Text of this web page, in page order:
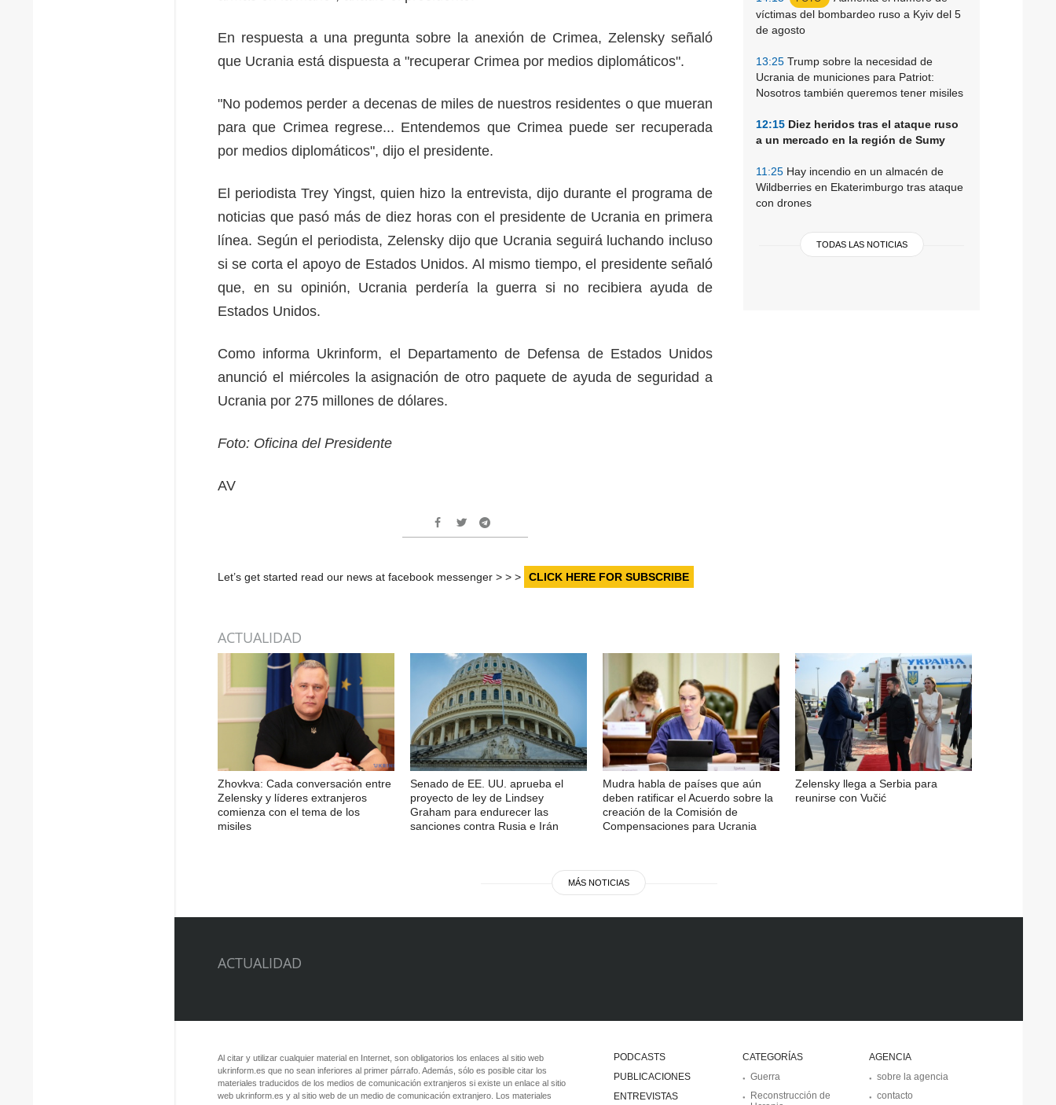
víctimas del bombardeo ruso a Kyiv del 5
de agosto
13:25 Trump sobre la necesidad de
Ucrania de municiones para Patriot:
Nosotros también queremos tener misiles
12:15 Diez heridos tras el ataque ruso
a un mercado en la región de Sumy
11:25 Hay incendio en un almacén de
Wildberries en Ekaterimburgo tras ataque
con drones
TODAS LAS NOTICIAS
En respuesta a una pregunta sobre la anexión de Crimea, Zelensky señaló
que Ucrania está dispuesta a "recuperar Crimea por medios diplomáticos".
"No podemos perder a decenas de miles de nuestros residentes o que mueran
para que Crimea regrese... Entendemos que Crimea puede ser recuperada
por medios diplomáticos", dijo el presidente.
El periodista Trey Yingst, quien hizo la entrevista, dijo durante el programa de
noticias que pasó más de diez horas con el presidente de Ucrania en primera
línea. Según el periodista, Zelensky dijo que Ucrania seguirá luchando incluso
si se corta el apoyo de Estados Unidos. Al mismo tiempo, el presidente señaló
que, en su opinión, Ucrania perdería la guerra si no recibiera ayuda de
Estados Unidos.
Como informa Ukrinform, el Departamento de Defensa de Estados Unidos
anunció el miércoles la asignación de otro paquete de ayuda de seguridad a
Ucrania por 275 millones de dólares.
Foto: Oficina del Presidente
AV
Let’s get started read our news at facebook messenger > > > CLICK HERE FOR SUBSCRIBE
ACTUALIDAD
Zhovkva: Cada conversación entre
Zelensky y líderes extranjeros
comienza con el tema de los
misiles
Senado de EE. UU. aprueba el
proyecto de ley de Lindsey
Graham para endurecer las
sanciones contra Rusia e Irán
Mudra habla de países que aún
deben ratificar el Acuerdo sobre la
creación de la Comisión de
Compensaciones para Ucrania
Zelensky llega a Serbia para
reunirse con Vučić
MÁS NOTICIAS
ACTUALIDAD
CATEGORÍAS
Guerra
Reconstrucción de
AGENCIA
sobre la agencia
contacto
PODCASTS
PUBLICACIONES
ENTREVISTAS
Al citar y utilizar cualquier material en Internet, son obligatorios los enlaces al sitio web
ukrinform.es que no sean inferiores al primer párrafo. Además, sólo es posible citar los
materiales traducidos de los medios de comunicación extranjeros si existe un enlace al sitio
web ukrinform.es y al sitio web de un medio de comunicación extranjero. Los materiales